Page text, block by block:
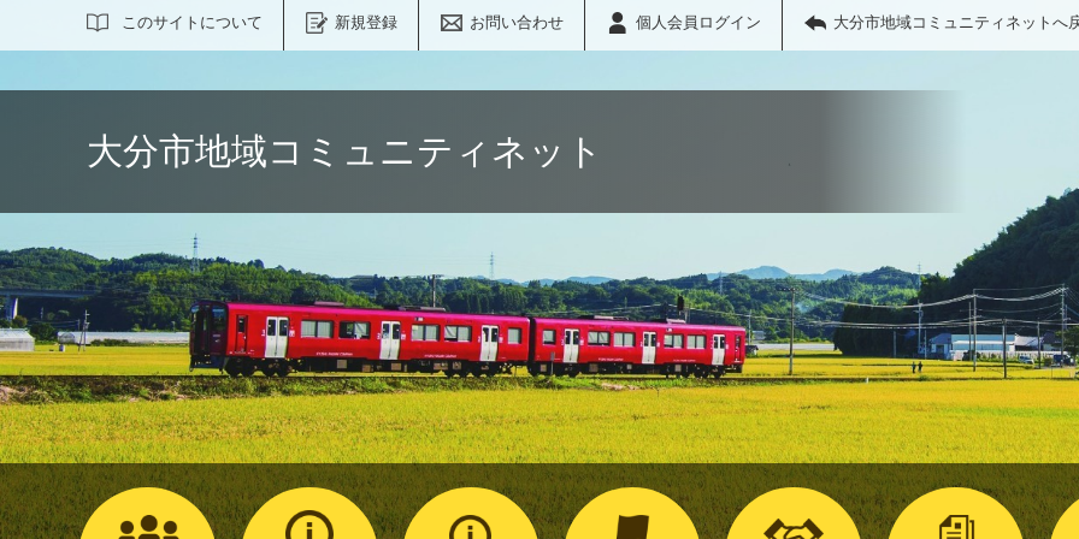
このサイトについて 新規登録 お問い合わせ 個人会員ログイン 大分市地域コミュニティネットへ
サイト内検索
大分市地域コミュニティネット